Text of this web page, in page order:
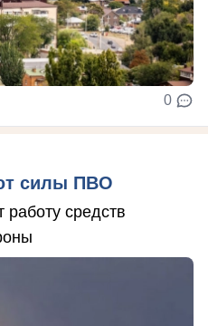
0
силы ПВО
средств